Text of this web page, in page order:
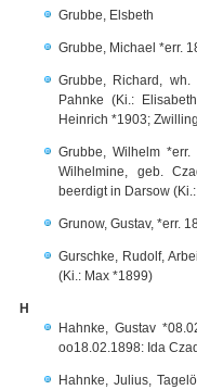
Grubbe, Elsbeth
Grubbe, Michael *err.
Grubbe, Richard, wh.
Pahnke (Ki.:
Heinrich *1903;
Grubbe, Wilhelm
Wilhelmine, geb.
beerdigt in Darsow
Grunow, Gustav, *err.
Gurschke, Rudolf,
(Ki.: Max *1899)
H
Hahnke, Gustav
oo18.02.1898: Ida
Hahnke, Julius,